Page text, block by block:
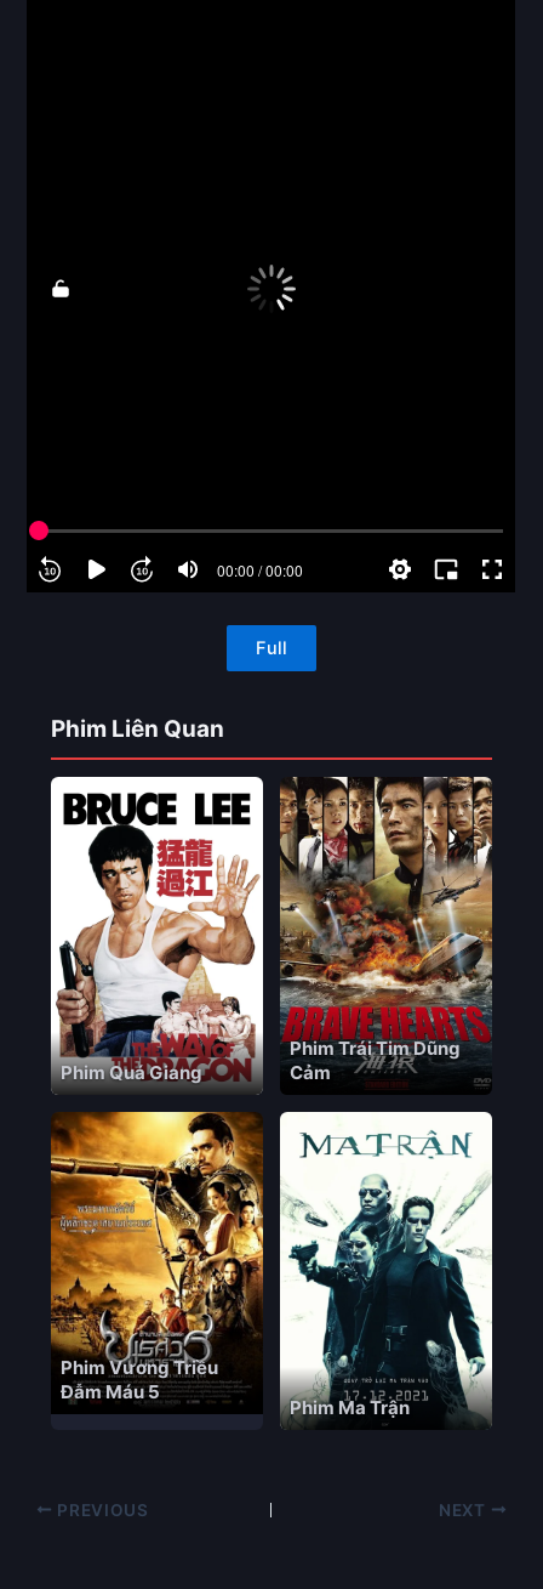
Full
Phim Liên Quan
Phim Quá Giang
Phim Trái Tim Dũng
Cảm
Phim Vương Triều
Đẫm Máu 5
Phim Ma Trận
PREVIOUS NEXT